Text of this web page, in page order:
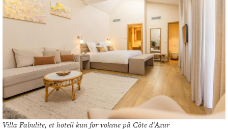
Villa Fabulite, et hotell kun for voksne på Côte d'Azur